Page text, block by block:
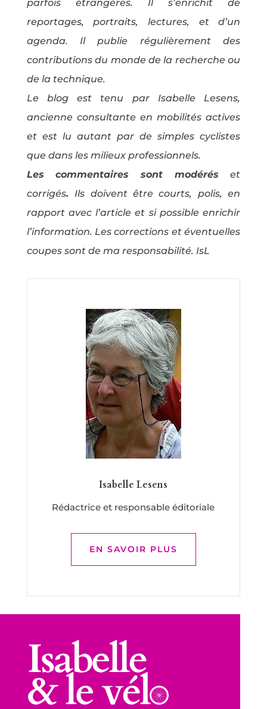
parfois étrangères. Il s’enrichit de
reportages, portraits, lectures, et d’un
agenda. Il publie régulièrement des
contributions du monde de la recherche ou
de la technique.
Le blog est tenu par Isabelle Lesens,
ancienne consultante en mobilités actives
et est lu autant par de simples cyclistes
que dans les milieux professionnels.
Les commentaires sont modéréset
corrigés. Ils doivent être courts, polis, en
rapport avec l’article et si possible enrichir
l’information. Les corrections et éventuelles
coupes sont de ma responsabilité. IsL
Isabelle Lesens
Rédactrice et responsable éditoriale
EN SAVOIR PLUS